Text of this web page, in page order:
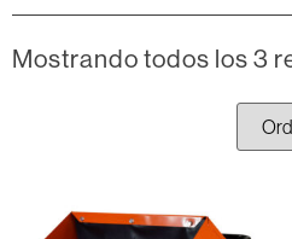
Mostrando todos los 3